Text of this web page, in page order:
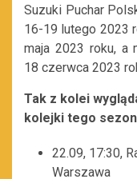
Suzuki Puchar
16-19 lutego 2023
maja 2023 roku, a
18 czerwca 2023
Tak z kolei
kolejki tego
22.09, 17:30,
Warszawa